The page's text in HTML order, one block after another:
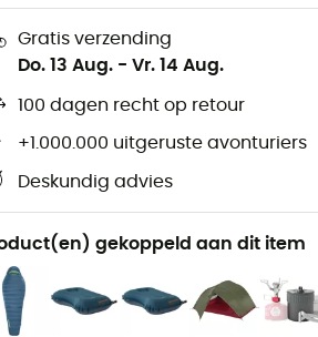
Gratis verzending
Do. 13 Aug. - Vr. 14 Aug.
100 dagen recht op retour
+1.000.000 uitgeruste avonturiers
Deskundig advies
gekoppeld aan dit item